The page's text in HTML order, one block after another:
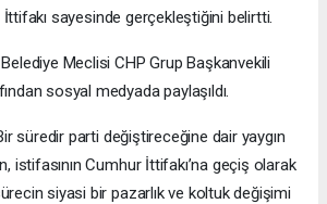
sayesinde gerçekleştiğini belirtti.
Meclisi CHP Grup Başkanvekili
sosyal medyada paylaşıldı.
süredir parti değiştireceğine dair yaygın
istifasının Cumhur İttifakı’na geçiş olarak
siyasi bir pazarlık ve koltuk değişimi